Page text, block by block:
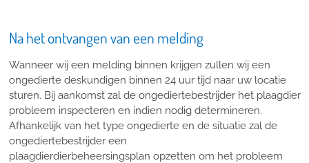
Na het ontvangen van een melding
Wanneer wij een melding binnen krijgen zullen wij een
ongedierte deskundigen binnen 24 uur tijd naar uw locatie
sturen. Bij aankomst zal de ongediertebestrijder het plaagdier
probleem inspecteren en indien nodig determineren.
Afhankelijk van het type ongedierte en de situatie zal de
ongediertebestrijder een
plaagdierdierbeheersingsplan opzetten om het probleem